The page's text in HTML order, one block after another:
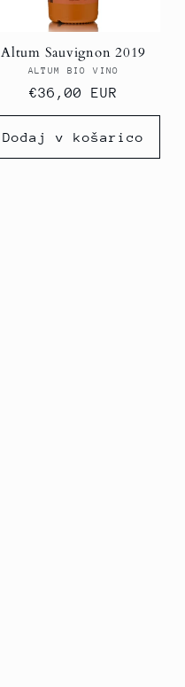
Altum Sauvignon 2019
Ponudnik:
ALTUM BIO VINO
Redna
cena
€36,00 EUR
Dodaj v košarico